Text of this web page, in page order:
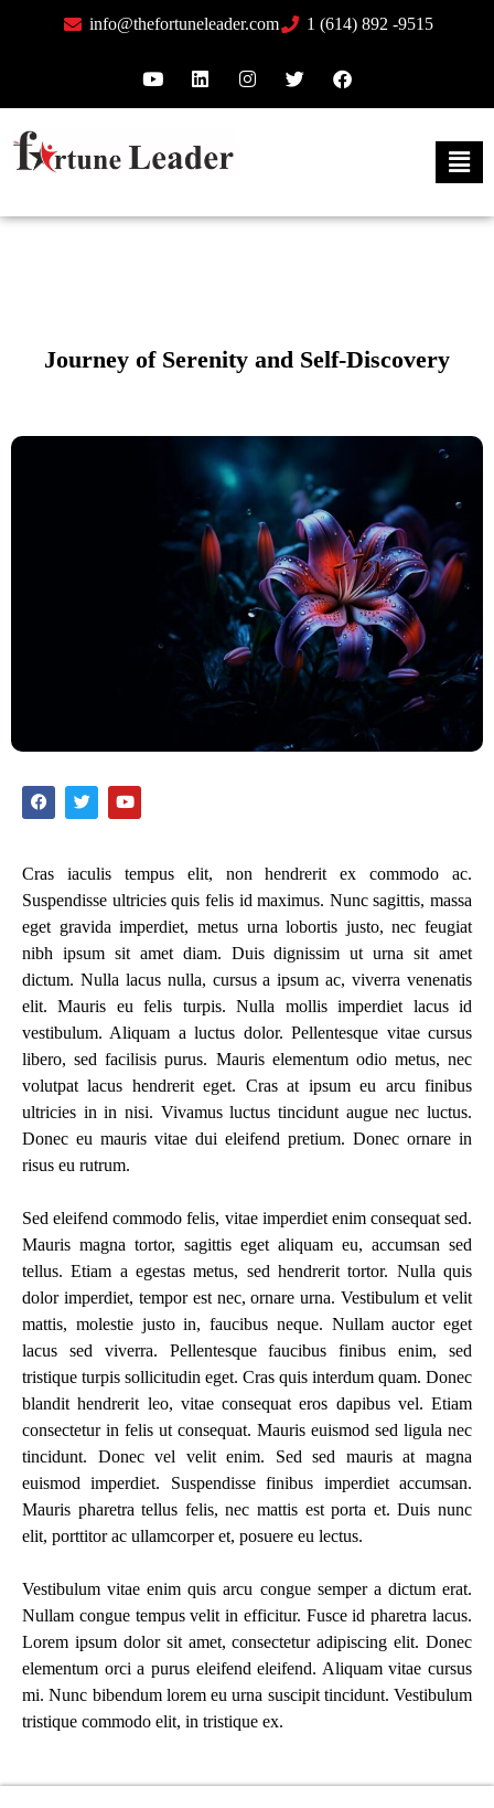
info@thefortuneleader.com 1 (614) 892 -9515
Journey of Serenity and Self-Discovery
Cras iaculis tempus elit, non hendrerit ex commodo ac.
Suspendisse ultricies quis felis id maximus. Nunc sagittis, massa
eget gravida imperdiet, metus urna lobortis justo, nec feugiat
nibh ipsum sit amet diam. Duis dignissim ut urna sit amet
dictum. Nulla lacus nulla, cursus a ipsum ac, viverra venenatis
elit. Mauris eu felis turpis. Nulla mollis imperdiet lacus id
vestibulum. Aliquam a luctus dolor. Pellentesque vitae cursus
libero, sed facilisis purus. Mauris elementum odio metus, nec
volutpat lacus hendrerit eget. Cras at ipsum eu arcu finibus
ultricies in in nisi. Vivamus luctus tincidunt augue nec luctus.
Donec eu mauris vitae dui eleifend pretium. Donec ornare in
risus eu rutrum.
Sed eleifend commodo felis, vitae imperdiet enim consequat sed.
Mauris magna tortor, sagittis eget aliquam eu, accumsan sed
tellus. Etiam a egestas metus, sed hendrerit tortor. Nulla quis
dolor imperdiet, tempor est nec, ornare urna. Vestibulum et velit
mattis, molestie justo in, faucibus neque. Nullam auctor eget
lacus sed viverra. Pellentesque faucibus finibus enim, sed
tristique turpis sollicitudin eget. Cras quis interdum quam. Donec
blandit hendrerit leo, vitae consequat eros dapibus vel. Etiam
consectetur in felis ut consequat. Mauris euismod sed ligula nec
tincidunt. Donec vel velit enim. Sed sed mauris at magna
euismod imperdiet. Suspendisse finibus imperdiet accumsan.
Mauris pharetra tellus felis, nec mattis est porta et. Duis nunc
elit, porttitor ac ullamcorper et, posuere eu lectus.
Vestibulum vitae enim quis arcu congue semper a dictum erat.
Nullam congue tempus velit in efficitur. Fusce id pharetra lacus.
Lorem ipsum dolor sit amet, consectetur adipiscing elit. Donec
elementum orci a purus eleifend eleifend. Aliquam vitae cursus
mi. Nunc bibendum lorem eu urna suscipit tincidunt. Vestibulum
tristique commodo elit, in tristique ex.